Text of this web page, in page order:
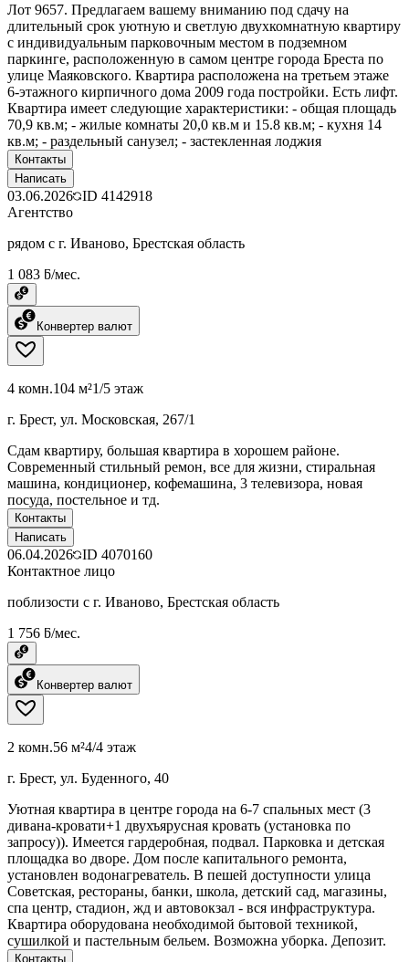
Лот 9657. Предлагаем вашему вниманию под сдачу на
длительный срок уютную и светлую двухкомнатную квартиру
с индивидуальным парковочным местом в подземном
паркинге, расположенную в самом центре города Бреста по
улице Маяковского. Квартира расположена на третьем этаже
6-этажного кирпичного дома 2009 года постройки. Есть лифт.
Квартира имеет следующие характеристики: - общая площадь
70,9 кв.м; - жилые комнаты 20,0 кв.м и 15.8 кв.м; - кухня 14
кв.м; - раздельный санузел; - застекленная лоджия
Контакты
Написать
03.06.2026 ID 4142918
Агентство
рядом с г. Иваново, Брестская область
1 083 ƃ/мес.
Конвертер валют
4 комн.104 м²1/5 этаж
г. Брест, ул. Московская, 267/1
Сдам квартиру, большая квартира в хорошем районе.
Современный стильный ремон, все для жизни, стиральная
машина, кондиционер, кофемашина, 3 телевизора, новая
посуда, постельное и тд.
Контакты
Написать
06.04.2026 ID 4070160
Контактное лицо
поблизости с г. Иваново, Брестская область
1 756 ƃ/мес.
Конвертер валют
2 комн.56 м²4/4 этаж
г. Брест, ул. Буденного, 40
Уютная квартира в центре города на 6-7 спальных мест (3
дивана-кровати+1 двухъярусная кровать (установка по
запросу)). Имеется гардеробная, подвал. Парковка и детская
площадка во дворе. Дом после капитального ремонта,
установлен водонагреватель. В пешей доступности улица
Советская, рестораны, банки, школа, детский сад, магазины,
спа центр, стадион, жд и автовокзал - вся инфраструктура.
Квартира оборудована необходимой бытовой техникой,
сушилкой и пастельным бельем. Возможна уборка. Депозит.
Контакты